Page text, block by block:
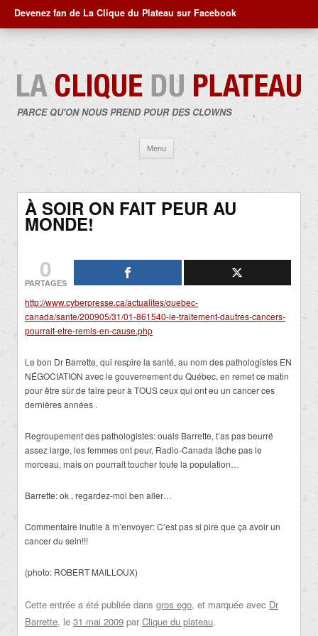
Devenez fan de La Clique du Plateau sur Facebook
PARCE QU'ON NOUS PREND POUR DES CLOWNS
Menu
contenu
À SOIR ON FAIT PEUR AU
MONDE!
0
PARTAGES
http://www.cyberpresse.ca/actualites/quebec-
canada/sante/200905/31/01-861540-le-traitement-dautres-cancers-
pourrait-etre-remis-en-cause.php
Le bon Dr Barrette, qui respire la santé, au nom des pathologistes EN
NÉGOCIATION avec le gouvernement du Québec, en remet ce matin
pour être sûr de faire peur à TOUS ceux qui ont eu un cancer ces
dernières années .
Regroupement des pathologistes: ouais Barrette, t’as pas beurré
assez large, les femmes ont peur, Radio-Canada lâche pas le
morceau, mais on pourrait toucher toute la population…
Barrette: ok , regardez-moi ben aller…
Commentaire inutile à m’envoyer: C’est pas si pire que ça avoir un
cancer du sein!!!
(photo: ROBERT MAILLOUX)
Cette entrée a été publiée dans gros ego, et marquée avec Dr
Barrette, le 31 mai 2009 par Clique du plateau.